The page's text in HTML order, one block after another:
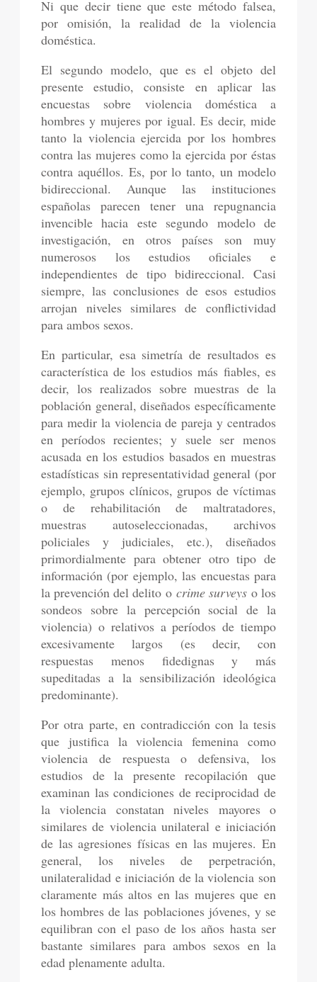
Ni que decir tiene que este método falsea,
por omisión, la realidad de la violencia
doméstica.
El segundo modelo, que es el objeto del
presente estudio, consiste en aplicar las
encuestas sobre violencia doméstica a
hombres y mujeres por igual. Es decir, mide
tanto la violencia ejercida por los hombres
contra las mujeres como la ejercida por éstas
contra aquéllos. Es, por lo tanto, un modelo
bidireccional. Aunque las instituciones
españolas parecen tener una repugnancia
invencible hacia este segundo modelo de
investigación, en otros países son muy
numerosos los estudios oficiales e
independientes de tipo bidireccional. Casi
siempre, las conclusiones de esos estudios
arrojan niveles similares de conflictividad
para ambos sexos.
En particular, esa simetría de resultados es
característica de los estudios más fiables, es
decir, los realizados sobre muestras de la
población general, diseñados específicamente
para medir la violencia de pareja y centrados
en períodos recientes; y suele ser menos
acusada en los estudios basados en muestras
estadísticas sin representatividad general (por
ejemplo, grupos clínicos, grupos de víctimas
o de rehabilitación de maltratadores,
muestras autoseleccionadas, archivos
policiales y judiciales, etc.), diseñados
primordialmente para obtener otro tipo de
información (por ejemplo, las encuestas para
la prevención del delito o crime surveyso los
sondeos sobre la percepción social de la
violencia) o relativos a períodos de tiempo
excesivamente largos (es decir, con
respuestas menos fidedignas y más
supeditadas a la sensibilización ideológica
predominante).
Por otra parte, en contradicción con la tesis
que justifica la violencia femenina como
violencia de respuesta o defensiva, los
estudios de la presente recopilación que
examinan las condiciones de reciprocidad de
la violencia constatan niveles mayores o
similares de violencia unilateral e iniciación
de las agresiones físicas en las mujeres. En
general, los niveles de perpetración,
unilateralidad e iniciación de la violencia son
claramente más altos en las mujeres que en
los hombres de las poblaciones jóvenes, y se
equilibran con el paso de los años hasta ser
bastante similares para ambos sexos en la
edad plenamente adulta.